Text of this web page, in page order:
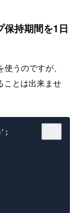
保持期間を1日
うのですが、
ことは出来ませ